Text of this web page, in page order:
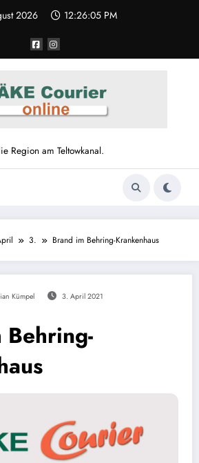
2026 12:26:05 PM
Region am Teltowkanal.
3. Brand im Behring-Krankenhaus
Kümpel 3. April 2021
Behring-